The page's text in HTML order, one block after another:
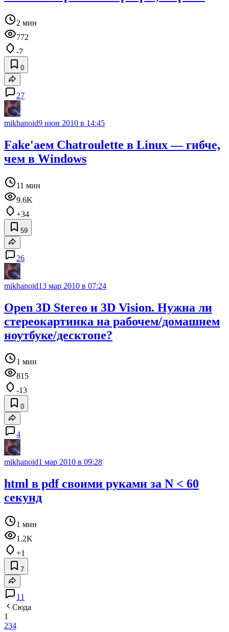
2 мин
772
-7
0
27
mikhanoid9 июн 2010 в 14:45
Fake'аем Chatroulette в Linux — гибче,
чем в Windows
11 мин
9.6K
+34
59
26
mikhanoid13 мар 2010 в 07:24
Open 3D Stereo и 3D Vision. Нужна ли
стереокартинка на рабочем/домашнем
ноутбуке/десктопе?
1 мин
815
-13
0
4
mikhanoid1 мар 2010 в 09:28
html в pdf своими руками за N < 60
секунд
1 мин
1.2K
+1
7
11
Сюда
1
234